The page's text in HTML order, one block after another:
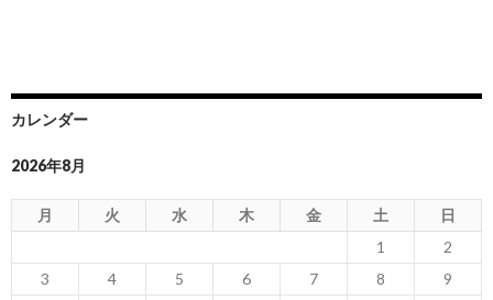
カレンダー
2026年8月
月 火 水 木 金 土
日
1
2
3
4 5 6 7 8
9